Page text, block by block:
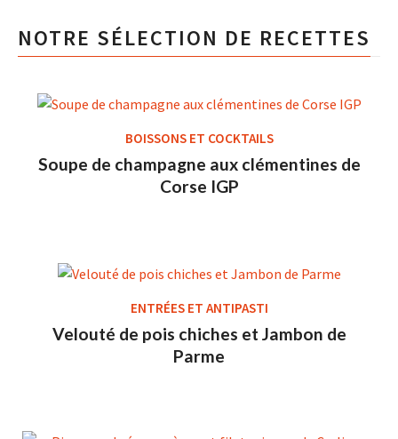
NOTRE SÉLECTION DE RECETTES
BOISSONS ET COCKTAILS
Soupe de champagne aux clémentines de
Corse IGP
ENTRÉES ET ANTIPASTI
Velouté de pois chiches et Jambon de
Parme